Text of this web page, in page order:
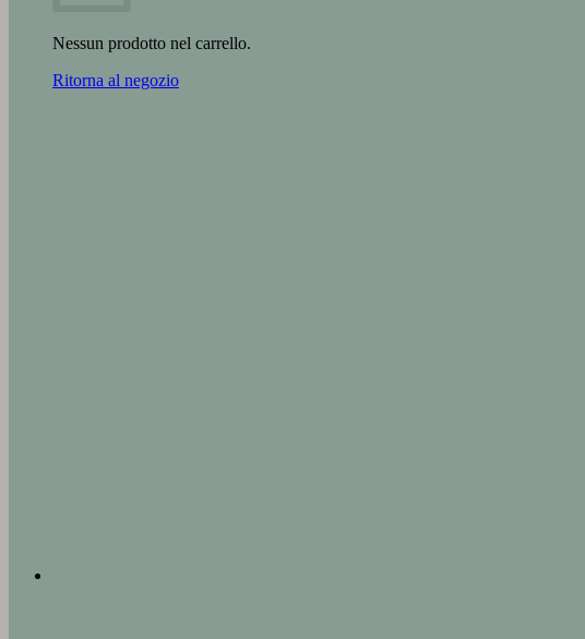
Nessun prodotto nel carrello.
Ritorna al negozio